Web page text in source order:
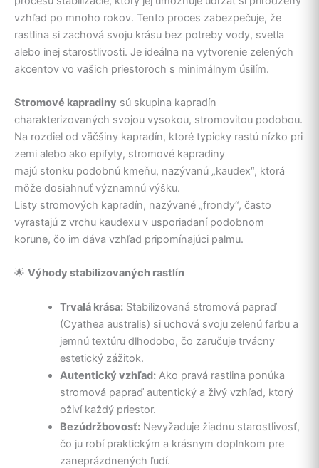
vzhľad po mnoho rokov. Tento proces zabezpečuje, že
rastlina si zachová svoju krásu bez potreby vody, svetla
alebo inej starostlivosti. Je ideálna na vytvorenie zelených
akcentov vo vašich priestoroch s minimálnym úsilím.
Stromové kapradiny sú skupina kapradín
charakterizovaných svojou vysokou, stromovitou podobou.
Na rozdiel od väčšiny kapradín, ktoré typicky rastú nízko pri
zemi alebo ako epifyty, stromové kapradiny
majú stonku podobnú kmeňu, nazývanú „kaudex“, ktorá
môže dosiahnuť významnú výšku.
Listy stromových kapradín, nazývané „frondy“, často
vyrastajú z vrchu kaudexu v usporiadaní podobnom
korune, čo im dáva vzhľad pripomínajúci palmu.
🌟 Výhody stabilizovaných rastlín
Trvalá krása:Stabilizovaná stromová papraď
(Cyathea australis) si uchová svoju zelenú farbu a
jemnú textúru dlhodobo, čo zaručuje trvácny
estetický zážitok.
Autentický vzhľad:Ako pravá rastlina ponúka
stromová papraď autentický a živý vzhľad, ktorý
oživí každý priestor.
Bezúdržbovosť:Nevyžaduje žiadnu starostlivosť,
čo ju robí praktickým a krásnym doplnkom pre
zaneprázdnených ľudí.